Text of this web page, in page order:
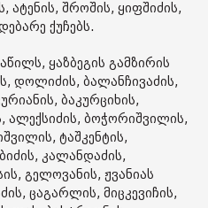
შროშის, ყიფშიძის,
ქუჩებს.
ყაზბეგის გამზირის
დოლიძის, ბალანჩივაძის,
ბაკურციხის,
ალექსიძის, ბოჭორიშვილის,
ტაშკენტის,
კალანდაძის,
გელოვანის, ჟვანიას
ცაგარლის, მიცკევიჩის,